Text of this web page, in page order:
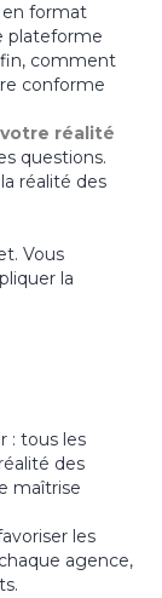
en format
plateforme
comment
conforme
réalité
questions.
réalité des
Vous
la
: tous les
des
maîtrise
les
agence,